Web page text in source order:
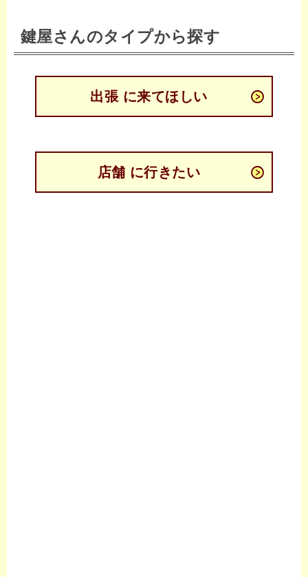
鍵屋さんのタイプから探す
出張 に来てほしい
店舗 に行きたい